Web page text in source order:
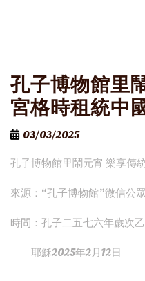
孔子博物館里
宮格時租統中
03/03/2025
孔子博物館里鬧元宵 樂享傳
來源：“孔子博物館”微信公
時間：孔子二五七六年歲次
耶穌2025年2月12日